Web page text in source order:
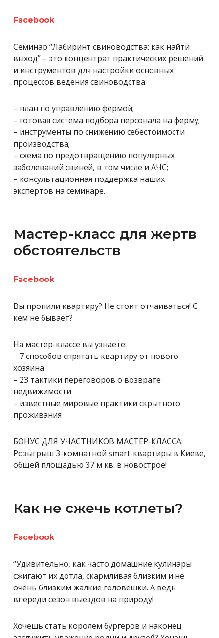
Facebook
Семинар “Лабиринт свиноводства: как найти
выход” – это концентрат практических решений
и инструментов для настройки основных
процессов ведения свиноводства:
– план по управлению фермой;
– готовая система подбора персонала на ферму;
– инструменты по снижению себестоимости
производства;
– схема по предотвращению популярных
заболеваний свиней, в том числе и АЧС;
– консультационная поддержка наших
экспертов на семинаре.
Мастер-класс для жертв
обстоятельств
Facebook
Вы пропили квартиру? Не стоит отчаиваться! С
кем не бывает?
На мастер-классе вы узнаете:
– 7 способов спрятать квартиру от нового
хозяина
– 23 тактики переговоров о возврате
недвижимости
– известные мировые практики скрытного
проживания
БОНУС ДЛЯ УЧАСТНИКОВ МАСТЕР-КЛАССА:
Розыгрыш 3-комнатной smart-квартиры в Киеве,
общей площадью 37 м кв. в новострое!
Как не сжечь котлеты?
Facebook
“Удивительно, как часто домашние кулинары
сжигают их дотла, скармливая близким и не
очень близким жалкие головешки. А ведь
впереди сезон выездов на природу!
Хочешь стать королём бургеров и наконец